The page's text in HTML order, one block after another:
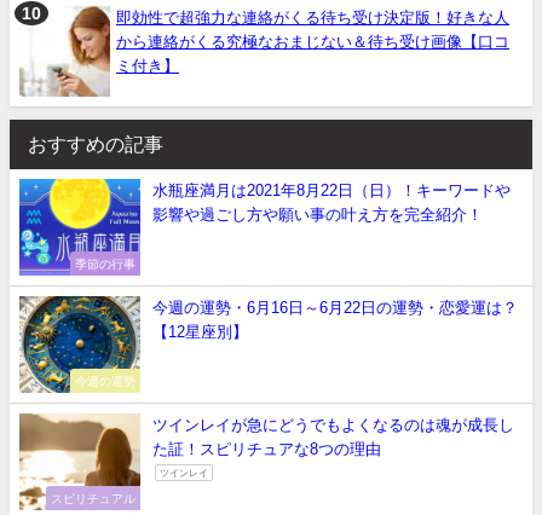
即効性で超強力な連絡がくる待ち受け決定版！好きな人
から連絡がくる究極なおまじない＆待ち受け画像【口コ
ミ付き】
おすすめの記事
季節の行事
水瓶座満月は2021年8月22日（日）！キーワードや
影響や過ごし方や願い事の叶え方を完全紹介！
今週の運勢
今週の運勢・6月16日～6月22日の運勢・恋愛運は？
【12星座別】
スピリチュアル
ツインレイが急にどうでもよくなるのは魂が成長し
た証！スピリチュアな8つの理由
ツインレイ